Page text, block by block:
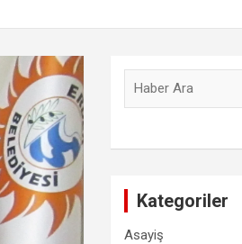
Kategoriler
Asayiş